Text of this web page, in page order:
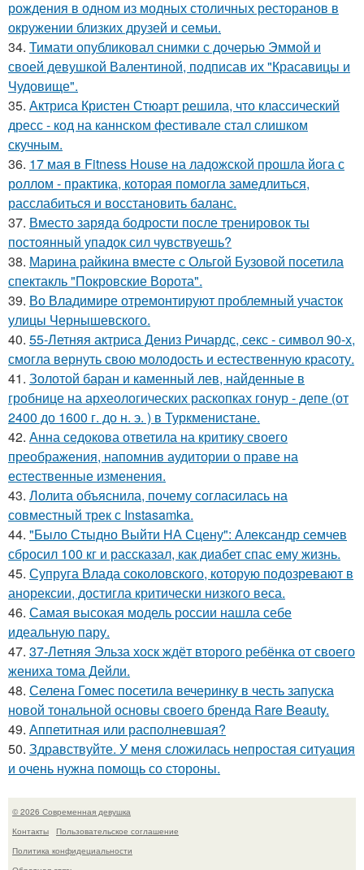
рождения в одном из модных столичных ресторанов в
окружении близких друзей и семьи.
34. Тимати опубликовал снимки с дочерью Эммой и
своей девушкой Валентиной, подписав их "Красавицы и
Чудовище".
35. Актриса Кристен Стюарт решила, что классический
дресс - код на каннском фестивале стал слишком
скучным.
36. 17 мая в Fitness House на ладожской прошла йога с
роллом - практика, которая помогла замедлиться,
расслабиться и восстановить баланс.
37. Вместо заряда бодрости после тренировок ты
постоянный упадок сил чувствуешь?
38. Марина райкина вместе с Ольгой Бузовой посетила
спектакль "Покровские Ворота".
39. Во Владимире отремонтируют проблемный участок
улицы Чернышевского.
40. 55-Летняя актриса Дениз Ричардс, секс - символ 90-х,
смогла вернуть свою молодость и естественную красоту.
41. Золотой баран и каменный лев, найденные в
гробнице на археологических раскопках гонур - депе (от
2400 до 1600 г. до н. э. ) в Туркменистане.
42. Анна седокова ответила на критику своего
преображения, напомнив аудитории о праве на
естественные изменения.
43. Лолита объяснила, почему согласилась на
совместный трек с Instasamka.
44. "Было Стыдно Выйти НА Сцену": Александр семчев
сбросил 100 кг и рассказал, как диабет спас ему жизнь.
45. Супруга Влада соколовского, которую подозревают в
анорексии, достигла критически низкого веса.
46. Самая высокая модель россии нашла себе
идеальную пару.
47. 37-Летняя Эльза хоск ждёт второго ребёнка от своего
жениха тома Дейли.
48. Селена Гомес посетила вечеринку в честь запуска
новой тональной основы своего бренда Rare Beauty.
49. Аппетитная или располневшая?
50. Здравствуйте. У меня сложилась непростая ситуация
и очень нужна помощь со стороны.
© 2026 Современная девушка
Контакты
Пользовательское соглашение
Политика конфидециальности